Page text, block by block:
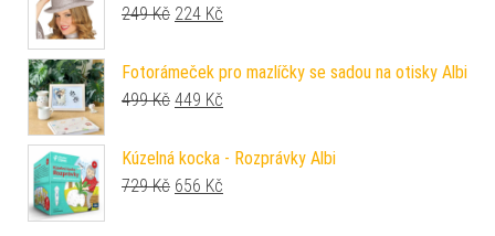
249Kč Původní cena byla: 249 Kč.
224 Kč
Fotorámeček pro mazlíčky se sadou na otisky Albi
499Kč Původní cena byla: 499 Kč.
449 Kč
Kúzelná kocka - Rozprávky Albi
729Kč Původní cena byla: 729 Kč.
656 Kč